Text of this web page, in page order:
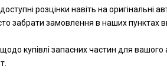
розцінки навіть на оригінальні
забрати замовлення в наших пунктах
купівлі запасних частин для вашого